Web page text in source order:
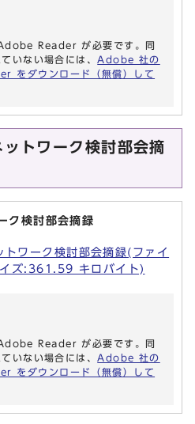
Reader が必要です。同
いない場合には、 Adobe 社の
をダウンロード（無償）して
トワーク検討部会摘
ク検討部会摘録
ワーク検討部会摘録(ファイ
ズ:361.59 キロバイト)
Reader が必要です。同
いない場合には、 Adobe 社の
をダウンロード（無償）して